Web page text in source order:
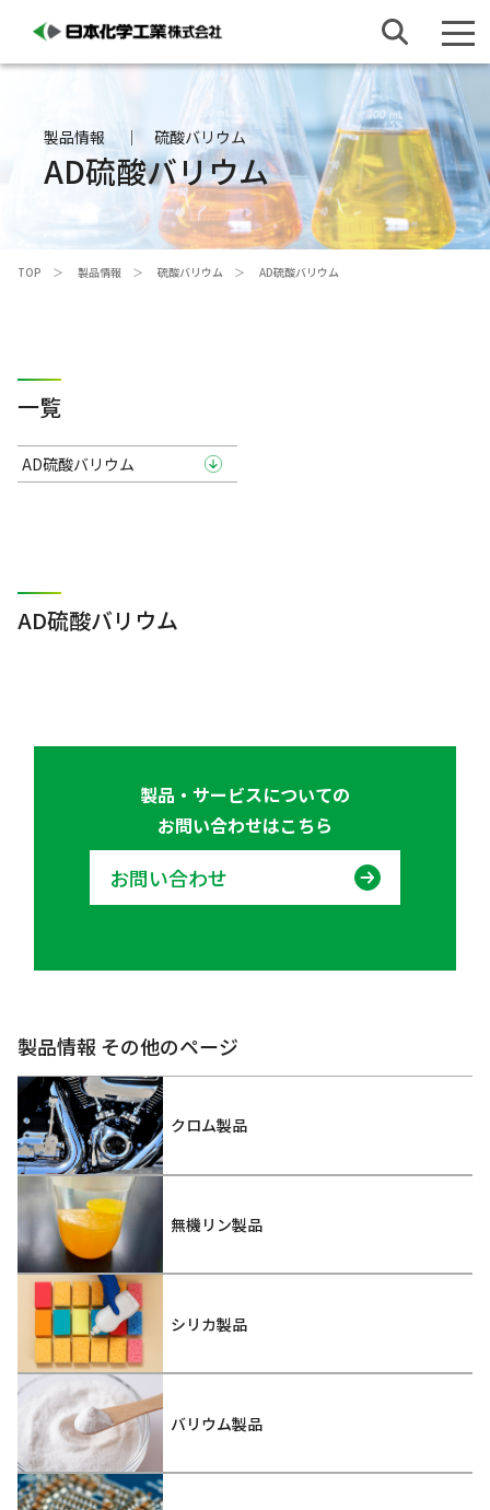
製品情報 硫酸バリウム
AD硫酸バリウム
TOP 製品情報 硫酸バリウム AD硫酸バリウム
一覧
AD硫酸バリウム
AD硫酸バリウム
製品・サービスについての
お問い合わせはこちら
お問い合わせ
製品情報 その他のページ
クロム製品
無機リン製品
シリカ製品
バリウム製品